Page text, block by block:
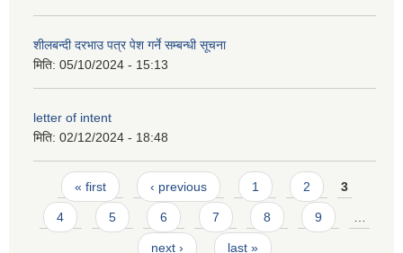
शीलबन्दी दरभाउ पत्र पेश गर्ने सम्बन्धी सूचना
मिति: 05/10/2024 - 15:13
letter of intent
मिति: 02/12/2024 - 18:48
Pages
« first ‹ previous 1 2 3
4 5 6 7 8 9
next › last »